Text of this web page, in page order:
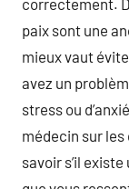
correctement.
paix sont une
mieux vaut
avez un
stress ou
médecin sur
savoir s’il